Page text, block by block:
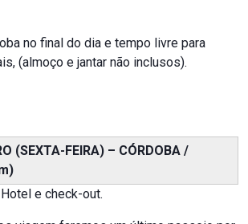
no final do dia e tempo livre para
(almoço e jantar não inclusos).
(SEXTA-FEIRA) – CÓRDOBA /
e check-out.